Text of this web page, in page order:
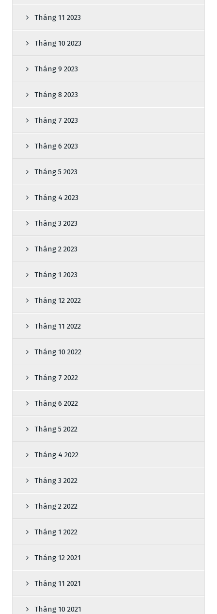
Tháng 11 2023
Tháng 10 2023
Tháng 9 2023
Tháng 8 2023
Tháng 7 2023
Tháng 6 2023
Tháng 5 2023
Tháng 4 2023
Tháng 3 2023
Tháng 2 2023
Tháng 1 2023
Tháng 12 2022
Tháng 11 2022
Tháng 10 2022
Tháng 7 2022
Tháng 6 2022
Tháng 5 2022
Tháng 4 2022
Tháng 3 2022
Tháng 2 2022
Tháng 1 2022
Tháng 12 2021
Tháng 11 2021
Tháng 10 2021